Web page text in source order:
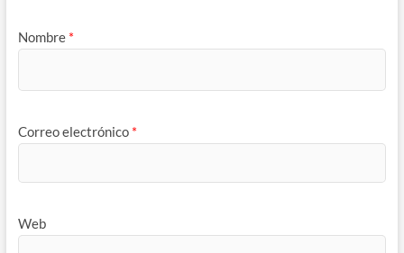
Nombre *
Correo electrónico *
Web